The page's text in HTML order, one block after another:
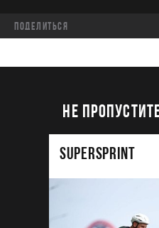
Поделиться
НЕ
SUPERSPRINT